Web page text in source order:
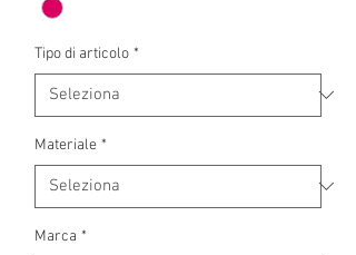
Tipo di articolo *
Materiale *
Marca *